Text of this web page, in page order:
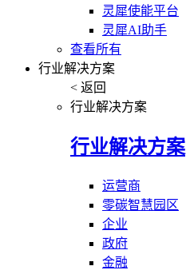
灵犀使能平台
灵犀AI助手
查看所有
行业解决方案
< 返回
行业解决方案
行业解决方案
运营商
零碳智慧园区
企业
政府
金融